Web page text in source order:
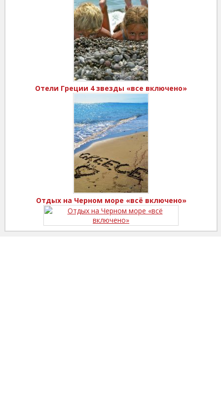
Отели Греции 4 звезды «все включено»
Отдых на Черном море «всё включено»